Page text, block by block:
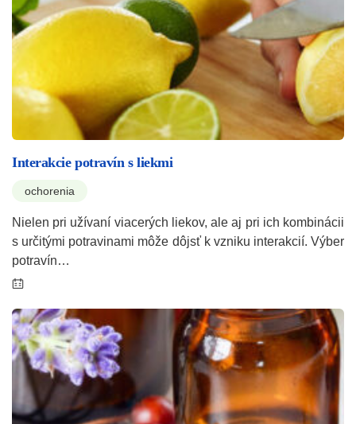
Interakcie potravín s liekmi
ochorenia
Nielen pri užívaní viacerých liekov, ale aj pri ich kombinácii
s určitými potravinami môže dôjsť k vzniku interakcií. Výber
potravín…